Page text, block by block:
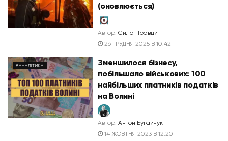
(оновлюється)
Автор: Сила Правди
26 ГРУДНЯ 2025 В 10:42
#АНАЛІТИКА
Зменшилося бізнесу,
побільшало військових: 100
найбільших платників податків
на Волині
Автор: Антон Бугайчук
14 ЖОВТНЯ 2023 В 12:20